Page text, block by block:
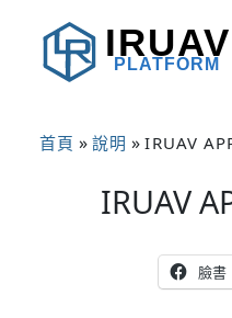
IRUAV
PLATFORM
首頁 »說明 »IRUAV
IRUAV
臉書